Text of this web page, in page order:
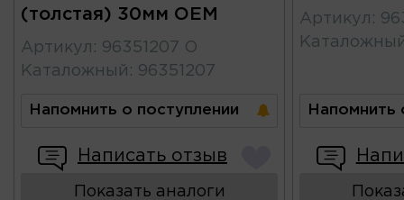
(толстая) 30мм OEM
Артикул : 96351207 O
Каталожный : 96351207
Напомнить о поступлении
Написать отзыв
Показать аналоги
Артикул :
Напомнить